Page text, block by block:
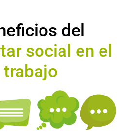
del
social en el
trabajo